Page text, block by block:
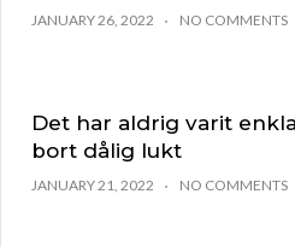
JANUARY 26, 2022 NO COMMENTS
Det har aldrig varit
bort dålig lukt
JANUARY 21, 2022 NO COMMENTS